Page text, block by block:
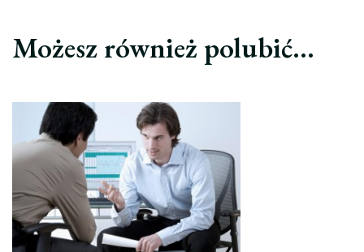
Możesz również polubić…